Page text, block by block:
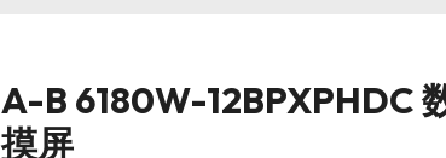
A-B 6180W-12BPXPHDC
摸屏